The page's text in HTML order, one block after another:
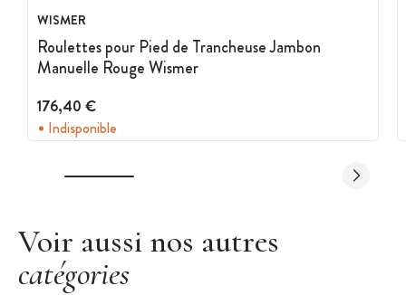
WISMER
Roulettes pour Pied de Trancheuse Jambon
Manuelle Rouge Wismer
176,40 €
Indisponible
Voir aussi nos autres
catégories